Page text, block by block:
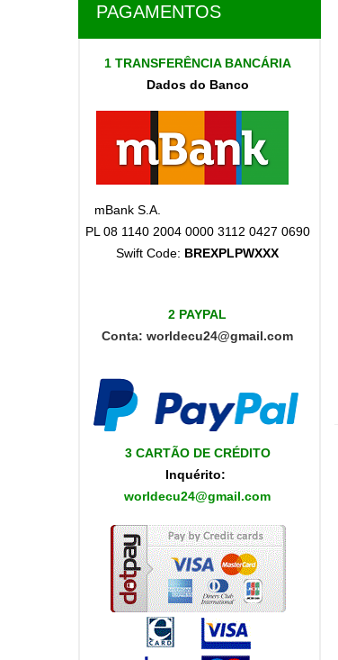
PAGAMENTOS
1 TRANSFERÊNCIA BANCÁRIA
Dados do Banco
mBank S.A.
PL 08 1140 2004 0000 3112 0427 0690
Swift Code: BREXPLPWXXX
2 PAYPAL
Conta: worldecu24@gmail.com
3 CARTÃO DE CRÉDITO
Inquérito:
worldecu24@gmail.com